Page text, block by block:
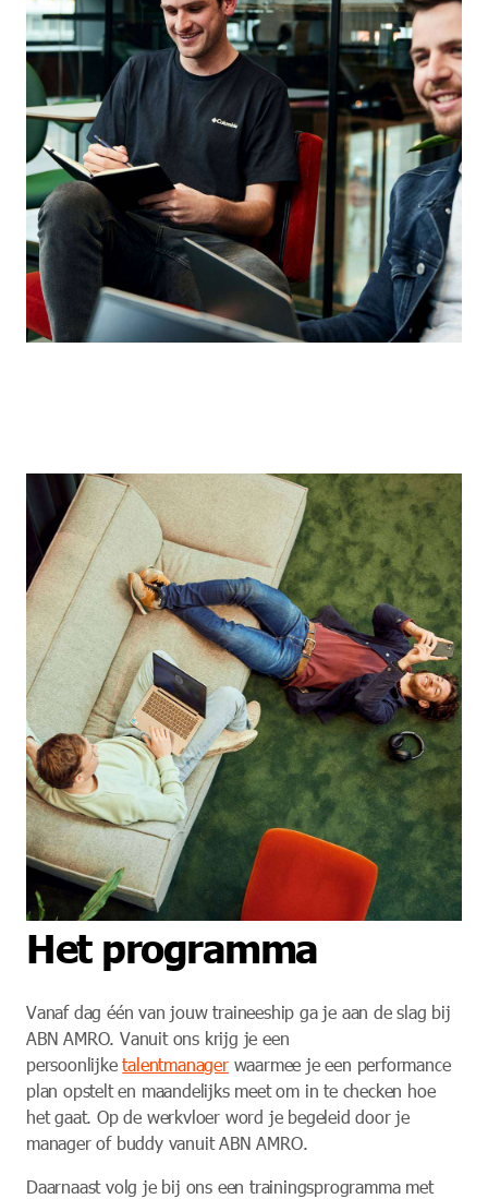
Het programma
Vanaf dag één van jouw traineeship ga je aan de slag bij
ABN AMRO. Vanuit ons krijg je een
persoonlijke talentmanager waarmee je een performance
plan opstelt en maandelijks meet om in te checken hoe
het gaat. Op de werkvloer word je begeleid door je
manager of buddy vanuit ABN AMRO.
Daarnaast volg je bij ons een trainingsprogramma met